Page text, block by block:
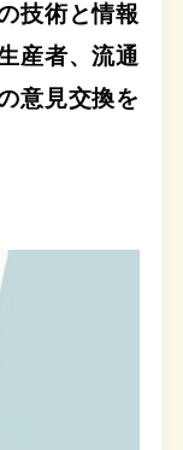
技術と情報
産者、流通
意見交換を